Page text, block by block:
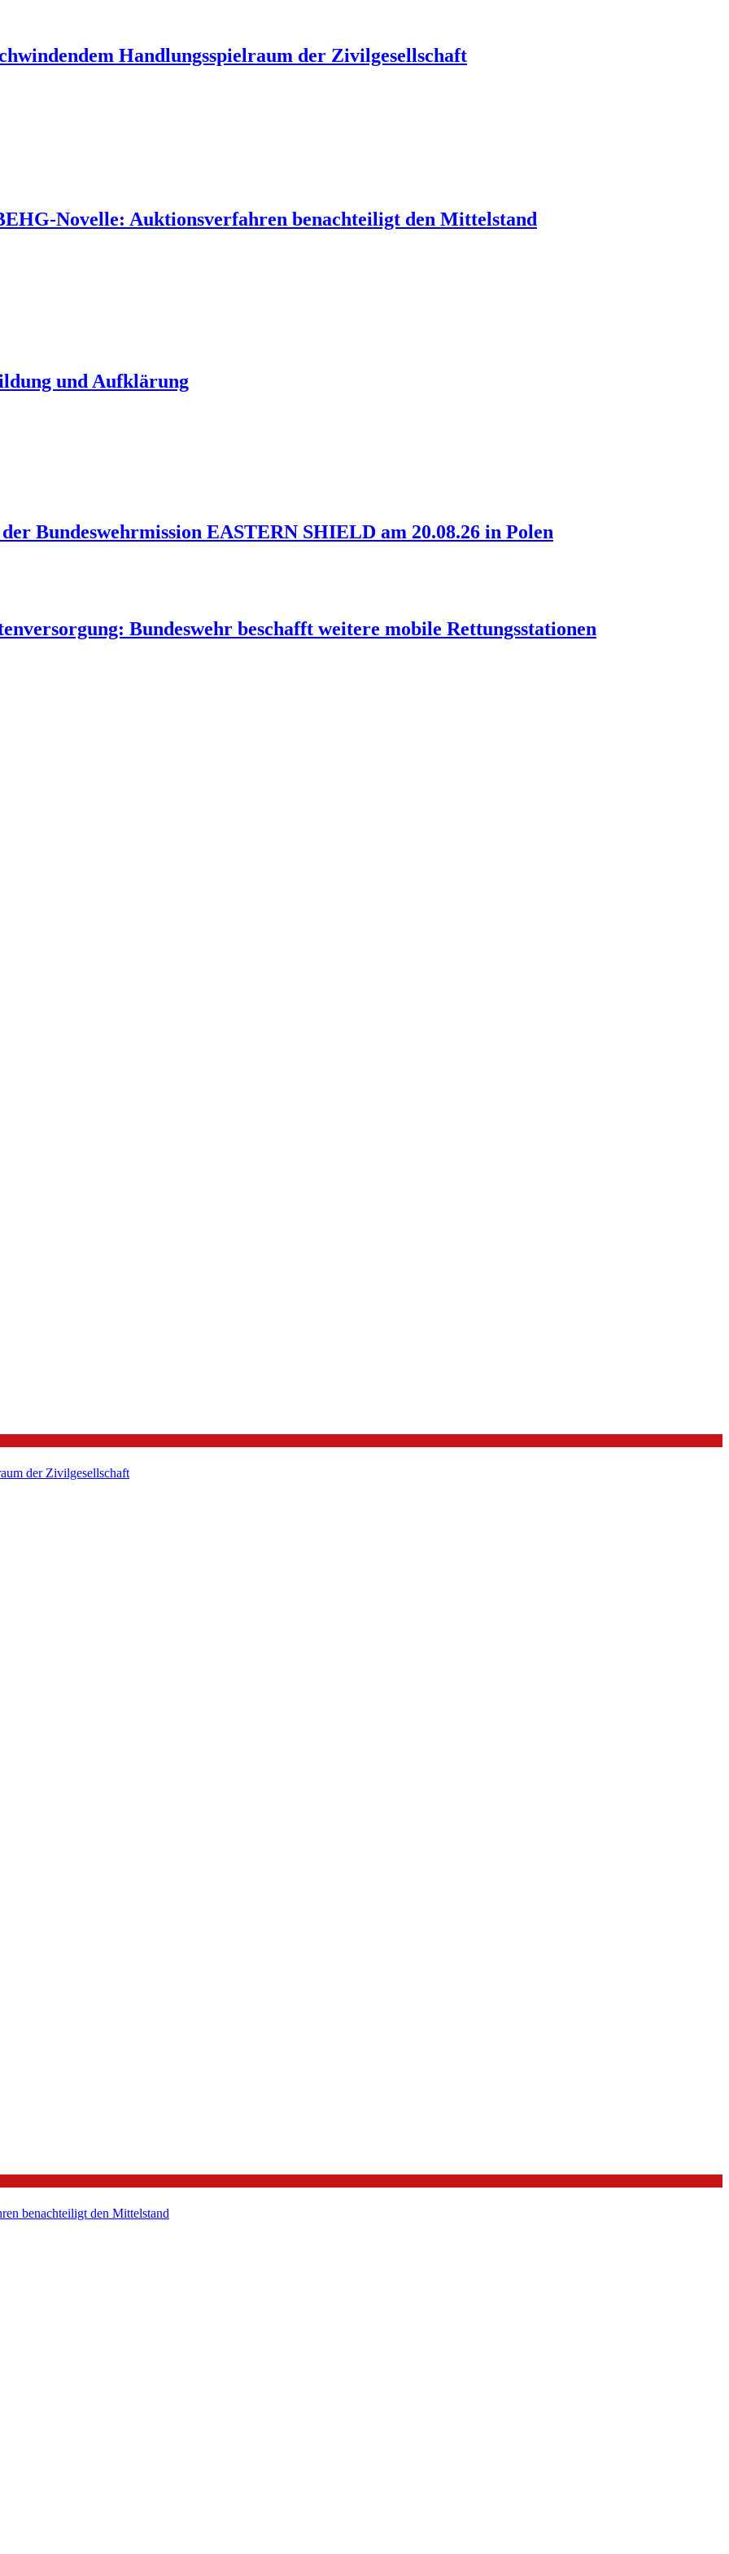
Handlungsspielraum der Zivilgesellschaft
Novelle: Auktionsverfahren benachteiligt den Mittelstand
und Aufklärung
Bundeswehrmission EASTERN SHIELD am 20.08.26 in Polen
Bundeswehr beschafft weitere mobile Rettungsstationen
der Zivilgesellschaft
benachteiligt den Mittelstand